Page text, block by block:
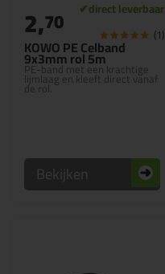
KOWO PE Celband
9x3mm rol 5m
PE-band met een krachtige
lijmlaag en kleeft direct vanaf
de rol.
2,70 (1)
Bekijken